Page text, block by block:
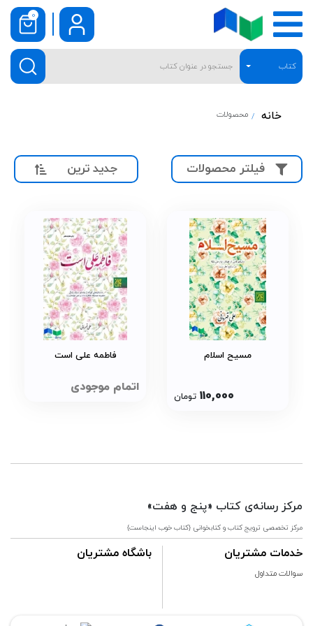
کتاب
0
خانه محصولات
فیلتر محصولات جدید ترین
مسیح اسلام
110,000 تومان
فاطمه علی است
اتمام موجودی
مرکز رسانه‌ی کتاب «پنج و هفت»
مرکز تخصصی ترویج کتاب و کتابخوانی {کتاب خوب اینجاست}
خدمات مشتریان
سوالات متداول
باشگاه مشتریان